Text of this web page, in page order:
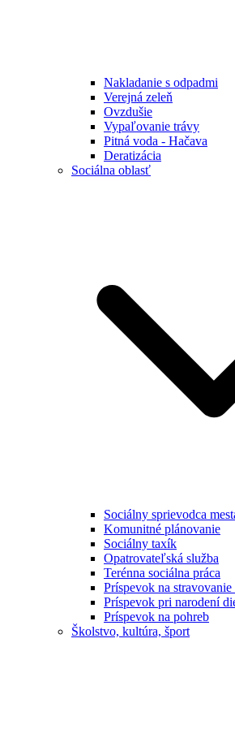
Nakladanie s odpadmi
Verejná zeleň
Ovzdušie
Vypaľovanie trávy
Pitná voda - Hačava
Deratizácia
Sociálna oblasť
Sociálny sprievodca
Komunitné plánovanie
Sociálny taxík
Opatrovateľská služba
Terénna sociálna práca
Príspevok na
Príspevok pri narodení
Príspevok na pohreb
Školstvo, kultúra, šport